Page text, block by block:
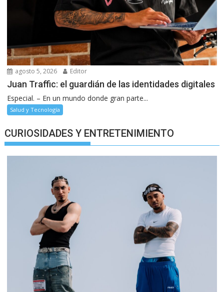
agosto 5, 2026 Editor
Juan Traffic: el guardián de las identidades digitales
Especial. – En un mundo donde gran parte...
Salud y Tecnología
CURIOSIDADES Y ENTRETENIMIENTO